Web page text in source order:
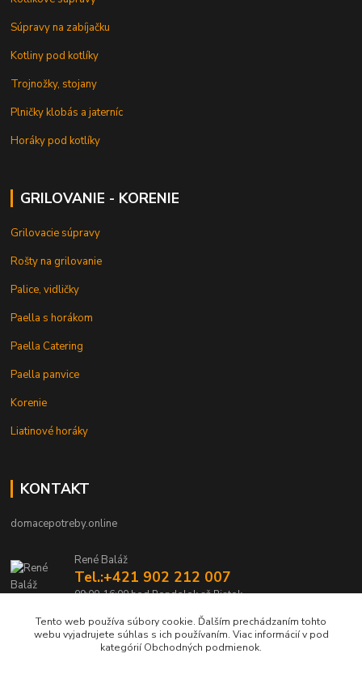
Súpravy na zabíjačku
Kotliny pod kotlíky
Trojnožky, stojany
Plničky klobás a jaterníc
Horáky pod kotlíky
GRILOVANIE - KORENIE
Grilovacie súpravy
Rošty na grilovanie
Palice, vidličky
Paella s horákom
Paella Catering
Paella panvice
Korenie
Liatinové horáky
KONTAKT
domacepotreby.online
René Baláž
Tel.:+421 902 212 007
09:00-16:00 hod Pondelok až Piatok
info@domacepotreby.online
Tento web používa súbory cookie. Ďalším prechádzaním tohto
webu vyjadrujete súhlas s ich používaním. Viac informácií v pod
kategórií Obchodných podmienok.